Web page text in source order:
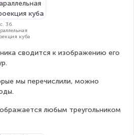
36.
куба
сводится к изображению его
мы перечислили, можно
любым треугольником